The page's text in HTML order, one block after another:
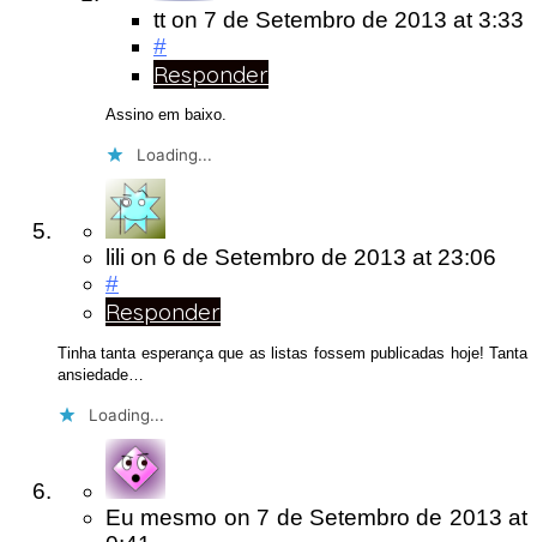
tt on 7 de Setembro de 2013 at 3:33
#
Responder
Assino em baixo.
Loading...
lili on 6 de Setembro de 2013 at 23:06
#
Responder
Tinha tanta esperança que as listas fossem publicadas hoje! Tanta
ansiedade…
Loading...
Eu mesmo on 7 de Setembro de 2013 at